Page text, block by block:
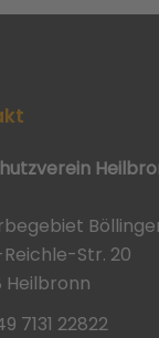
Str. 20
Heilbronn
7131 22822